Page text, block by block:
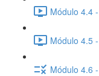
Módulo 4.4
Módulo 4.5
Módulo 4.6